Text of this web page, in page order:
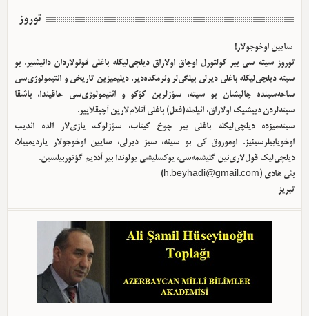
توروز
سایین اوخوجولار!
توروز سیته سی بیر کولتورل اوجاق اولا‌راق دیلچی‌لیکله باغلی قونولاردان دانیشیر. بو
سیته دیلچی‌لیکله باغلی دیرلی بیلگی‌لر وئرمکده‌دیر. دیلیمیزین تاریخی و ائتیمولوژی‌سی
ساحه‌سینده چالیشان بو سیته، سؤزلرین کؤکو و ائتیمولوژی‌سی حاقیندا، باشقا
سیته‌لردن دییشیک اولا‌راق، ائیلمله(فعل) باغلی آنلام‌لارین آچیقلاییر.
سیته‌میزده دیلچی‌لیکله باغلی بیر چوخ کیتاب، سؤزلوک، یازی‌لار الده ائدیب
اوخویابیلرسینیز. اوموروق کی بو سیته، سیز دیرلی، سایین اوخوجولار یاردیمییلا،
دیلچی‌لیک قول‌لاری‌نین گلیشمه‌سی، یوکسلیشی یولوندا بیر آددیم گؤتوربیلسین.
بئی هادی (h.beyhadi@gmail.com
)
تبریز